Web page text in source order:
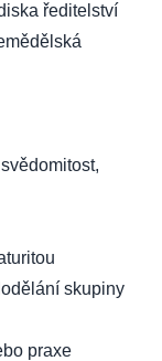
ředitelství
skupiny
praxe